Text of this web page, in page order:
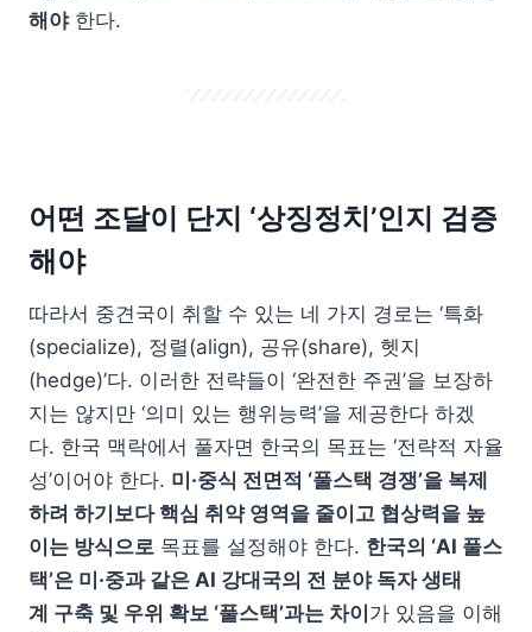
해야한다.
어떤 조달이 단지 ‘상징정치’인지 검증
해야
따라서 중견국이 취할 수 있는 네 가지 경로는 ‘특화
(specialize), 정렬(align), 공유(share), 헷지
(hedge)’다. 이러한 전략들이 ‘완전한 주권’을 보장하
지는 않지만 ‘의미 있는 행위능력’을 제공한다 하겠
다. 한국 맥락에서 풀자면 한국의 목표는 ‘전략적 자율
성’이어야 한다. 미·중식 전면적 ‘풀스택 경쟁’을 복제
하려 하기보다 핵심 취약 영역을 줄이고 협상력을 높
이는 방식으로 목표를 설정해야 한다. 한국의 ‘AI 풀스
택’은 미·중과 같은 AI 강대국의 전 분야 독자 생태
계 구축 및 우위 확보 ‘풀스택’과는 차이가 있음을 이해